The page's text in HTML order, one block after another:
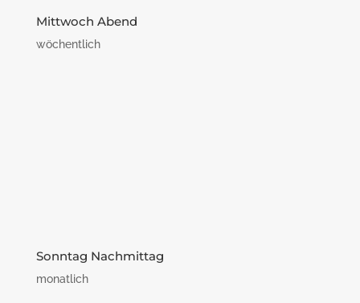
Mittwoch Abend
wöchentlich
Sonntag Nachmittag
monatlich